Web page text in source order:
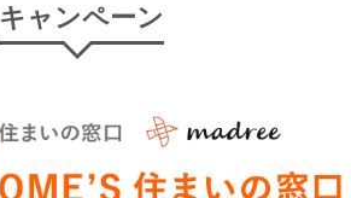
キャンペーン